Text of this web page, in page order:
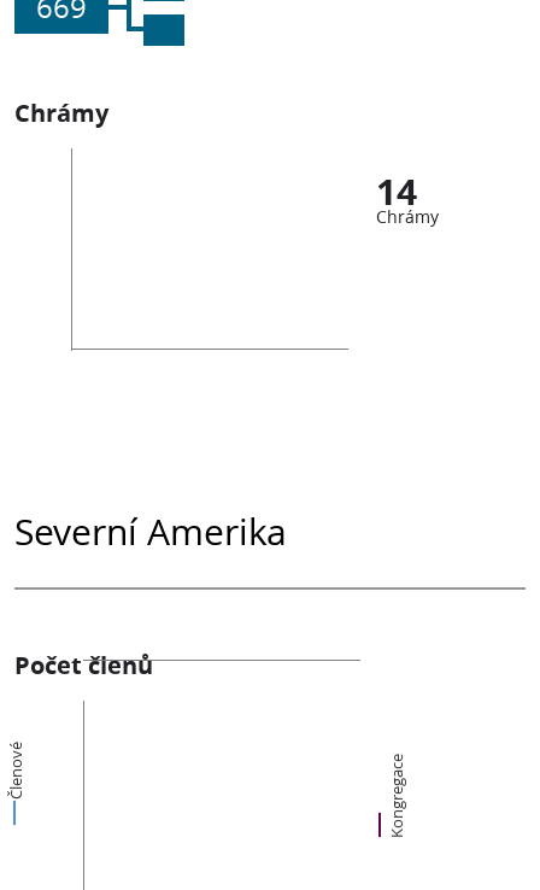
Chrámy
14
Chrámy
Severní Amerika
Počet členů
Členové Kongregace